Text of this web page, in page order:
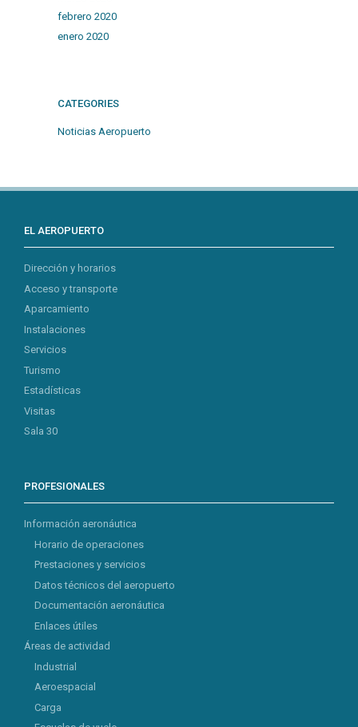
febrero 2020
enero 2020
CATEGORIES
Noticias Aeropuerto
EL AEROPUERTO
Dirección y horarios
Acceso y transporte
Aparcamiento
Instalaciones
Servicios
Turismo
Estadísticas
Visitas
Sala 30
PROFESIONALES
Información aeronáutica
Horario de operaciones
Prestaciones y servicios
Datos técnicos del aeropuerto
Documentación aeronáutica
Enlaces útiles
Áreas de actividad
Industrial
Aeroespacial
Carga